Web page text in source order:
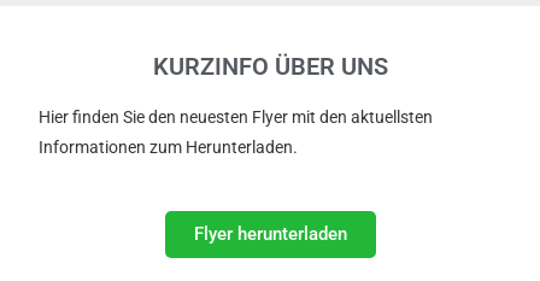
KURZINFO ÜBER UNS
Hier finden Sie den neuesten Flyer mit den aktuellsten
Informationen zum Herunterladen.
Flyer herunterladen